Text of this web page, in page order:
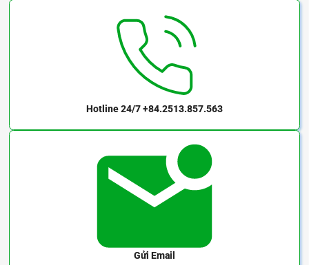
Hotline 24/7+84.2513.857.563
Gửi Email